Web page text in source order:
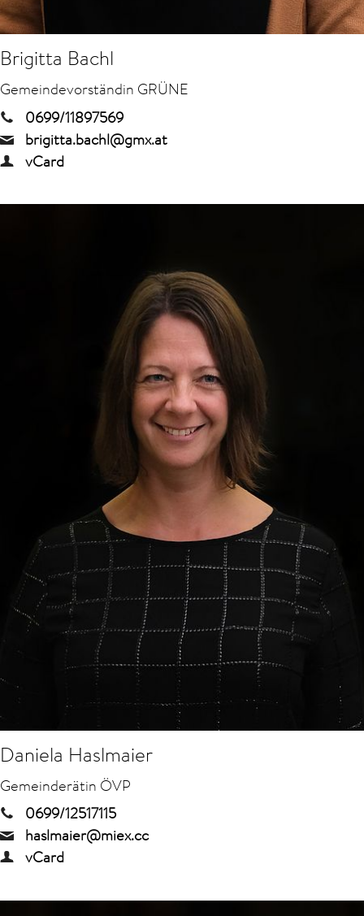
Brigitta Bachl
Gemeindevorständin GRÜNE
0699/11897569
brigitta.bachl@gmx.at
vCard
Daniela Haslmaier
Gemeinderätin ÖVP
0699/12517115
haslmaier@miex.cc
vCard